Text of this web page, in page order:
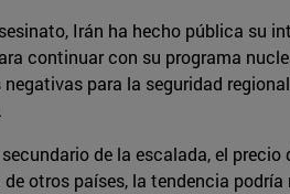
Irán ha hecho pública su
continuar con su programa
para la seguridad
de la escalada, el
otros países, la tendencia